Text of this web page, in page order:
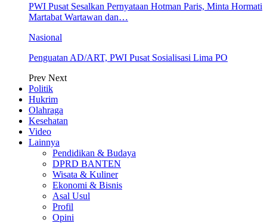
PWI Pusat Sesalkan Pernyataan Hotman Paris, Minta Hormati
Martabat Wartawan dan…
Nasional
Penguatan AD/ART, PWI Pusat Sosialisasi Lima PO
Prev Next
Politik
Hukrim
Olahraga
Kesehatan
Video
Lainnya
Pendidikan & Budaya
DPRD BANTEN
Wisata & Kuliner
Ekonomi & Bisnis
Asal Usul
Profil
Opini